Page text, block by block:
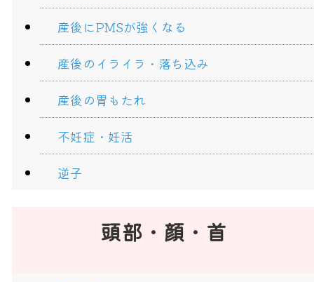
産後にPMSが強くなる
産後のイライラ・落ち込み
産後の胃もたれ
不妊症・妊活
逆子
頭部・顔・首